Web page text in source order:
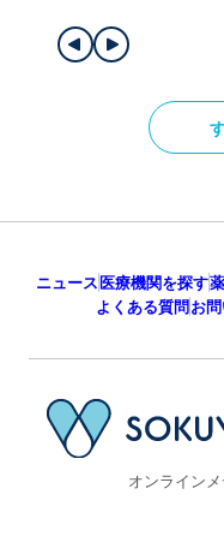
ニュース医療機関を探す
よくある質問お
オンライン